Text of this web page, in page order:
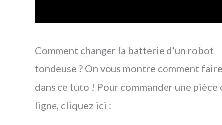
Comment changer la batterie d’un robot
tondeuse ? On vous montre comment faire
dans ce tuto ! Pour commander une pièce
ligne, cliquez ici :